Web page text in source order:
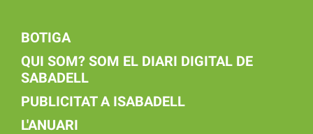
BOTIGA
QUI SOM? SOM EL DIARI DIGITAL DE
SABADELL
PUBLICITAT A ISABADELL
L'ANUARI